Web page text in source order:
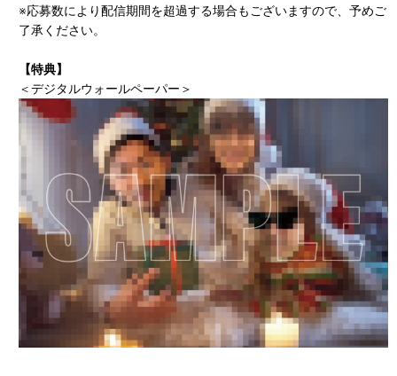
※応募数により配信期間を超過する場合もございますので、予めご
了承ください。
【特典】
＜デジタルウォールペーパー＞